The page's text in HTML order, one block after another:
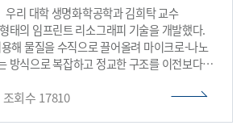
설명 그림1. 어드밴스드
름을 이용하여
카이랄 시료를 검출하는 모식도 ​
포집이 가능하고 나노 꽃 내부에 포집된
소에 대해 높은 저항성을 보임을 증명했다.
된 나노 꽃 입자의 넓은 표면적이 입자 내부
활성을 크게 향상시킴을 발견했고, 이를
하는 센싱 분야에도 활용 가능할 것으로
를 유전자 치료 및 바이오센서 개발에 응용할
우리 대학 생명화학공학과 김희탁 교수
태의 임프린트 리소그래피 기술을 개발했다.
해 물질을 수직으로 끌어올려 마이크로-나노
방식으로 복잡하고 정교한 구조를 이전보다
연구는 나노기술분야 국제 학술지
조회수 17810